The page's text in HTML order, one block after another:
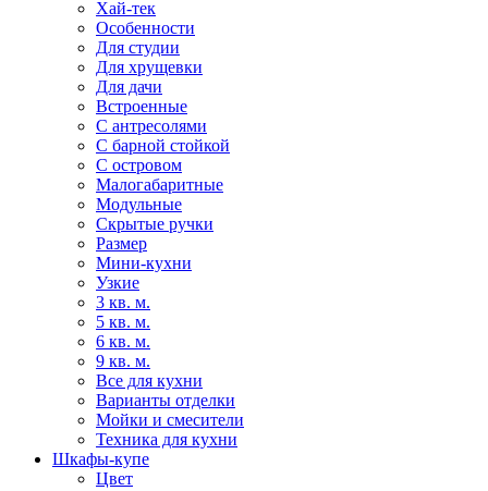
Хай-тек
Особенности
Для студии
Для хрущевки
Для дачи
Встроенные
С антресолями
С барной стойкой
С островом
Малогабаритные
Модульные
Скрытые ручки
Размер
Мини-кухни
Узкие
3 кв. м.
5 кв. м.
6 кв. м.
9 кв. м.
Все для кухни
Варианты отделки
Мойки и смесители
Техника для кухни
Шкафы-купе
Цвет